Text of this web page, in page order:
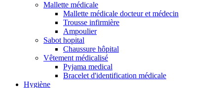
Mallette médicale
Mallette médicale docteur et médecin
Trousse infirmière
Ampoulier
Sabot hopital
Chaussure hôpital
Vêtement médicalisé
Pyjama medical
Bracelet d'identification médicale
Hygiène